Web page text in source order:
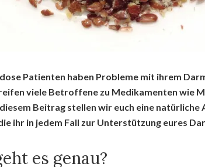
Patienten haben Probleme mit ihrem
viele Betroffene zu Medikamenten wie
Beitrag stellen wir euch eine
ihr in jedem Fall zur Unterstützung eures
es genau?